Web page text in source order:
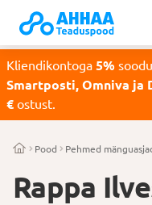
Kliendikontoga 5%
Smartposti, Omniva ja
€ ostust.
Pood Pehmed
Rappa